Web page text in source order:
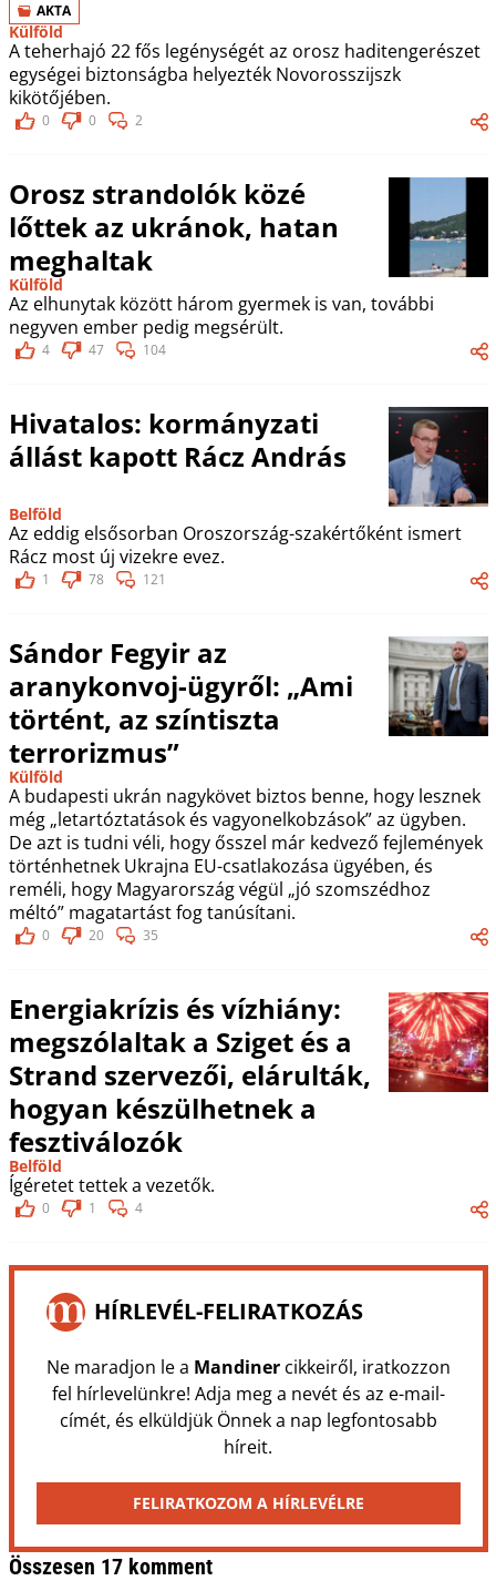
AKTA
Külföld
A teherhajó 22 fős legénységét az orosz haditengerészet
egységei biztonságba helyezték Novorosszijszk
kikötőjében.
0 0 2
Orosz strandolók közé
lőttek az ukránok, hatan
meghaltak
Külföld
Az elhunytak között három gyermek is van, további
negyven ember pedig megsérült.
4 47 104
Hivatalos: kormányzati
állást kapott Rácz András
Belföld
Az eddig elsősorban Oroszország-szakértőként ismert
Rácz most új vizekre evez.
1 78 121
Sándor Fegyir az
aranykonvoj-ügyről: „Ami
történt, az színtiszta
terrorizmus”
Külföld
A budapesti ukrán nagykövet biztos benne, hogy lesznek
még „letartóztatások és vagyonelkobzások” az ügyben.
De azt is tudni véli, hogy ősszel már kedvező fejlemények
történhetnek Ukrajna EU-csatlakozása ügyében, és
reméli, hogy Magyarország végül „jó szomszédhoz
méltó” magatartást fog tanúsítani.
0 20 35
Energiakrízis és vízhiány:
megszólaltak a Sziget és a
Strand szervezői, elárulták,
hogyan készülhetnek a
fesztiválozók
Belföld
Ígéretet tettek a vezetők.
0 1 4
HÍRLEVÉL-FELIRATKOZÁS
Ne maradjon le a Mandinercikkeiről, iratkozzon
fel hírlevelünkre! Adja meg a nevét és az e-mail-
címét, és elküldjük Önnek a nap legfontosabb
híreit.
FELIRATKOZOM A HÍRLEVÉLRE
Összesen 17 komment